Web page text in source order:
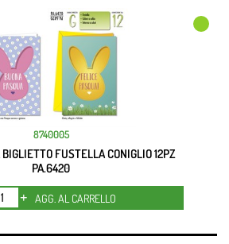
8740005
BIGLIETTO FUSTELLA CONIGLIO 12PZ
PA.6420
Quantità
AGG. AL CARRELLO